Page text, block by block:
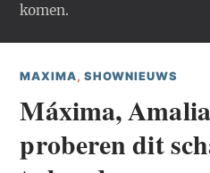
komen.
MAXIMA,SHOWNIEUWS
Máxima,
proberen dit